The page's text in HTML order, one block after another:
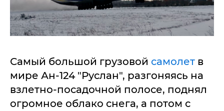
Самый большой грузовой самолет в
мире Ан-124 "Руслан", разгоняясь на
взлетно-посадочной полосе, поднял
огромное облако снега, а потом с